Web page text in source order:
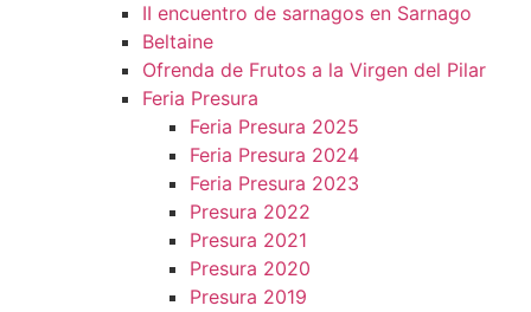
II encuentro de sarnagos en Sarnago
Beltaine
Ofrenda de Frutos a la Virgen del Pilar
Feria Presura
Feria Presura 2025
Feria Presura 2024
Feria Presura 2023
Presura 2022
Presura 2021
Presura 2020
Presura 2019